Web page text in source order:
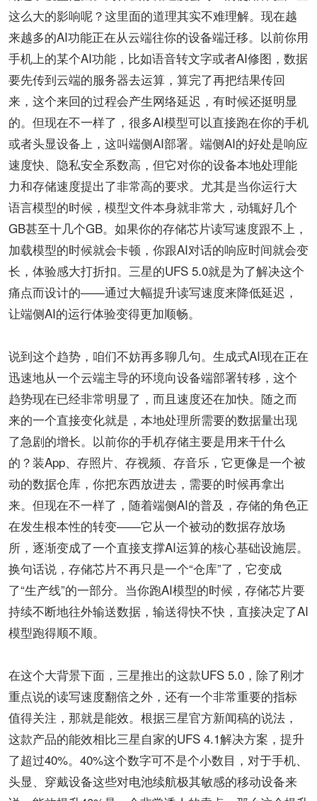
这么大的影响呢？这里面的道理其实不难理解。现在越
来越多的AI功能正在从云端往你的设备端迁移。以前你用
手机上的某个AI功能，比如语音转文字或者AI修图，数据
要先传到云端的服务器去运算，算完了再把结果传回
来，这个来回的过程会产生网络延迟，有时候还挺明显
的。但现在不一样了，很多AI模型可以直接跑在你的手机
或者头显设备上，这叫端侧AI部署。端侧AI的好处是响应
速度快、隐私安全系数高，但它对你的设备本地处理能
力和存储速度提出了非常高的要求。尤其是当你运行大
语言模型的时候，模型文件本身就非常大，动辄好几个
GB甚至十几个GB。如果你的存储芯片读写速度跟不上，
加载模型的时候就会卡顿，你跟AI对话的响应时间就会变
长，体验感大打折扣。三星的UFS 5.0就是为了解决这个
痛点而设计的——通过大幅提升读写速度来降低延迟，
让端侧AI的运行体验变得更加顺畅。
说到这个趋势，咱们不妨再多聊几句。生成式AI现在正在
迅速地从一个云端主导的环境向设备端部署转移，这个
趋势现在已经非常明显了，而且速度还在加快。随之而
来的一个直接变化就是，本地处理所需要的数据量出现
了急剧的增长。以前你的手机存储主要是用来干什么
的？装App、存照片、存视频、存音乐，它更像是一个被
动的数据仓库，你把东西放进去，需要的时候再拿出
来。但现在不一样了，随着端侧AI的普及，存储的角色正
在发生根本性的转变——它从一个被动的数据存放场
所，逐渐变成了一个直接支撑AI运算的核心基础设施层。
换句话说，存储芯片不再只是一个“仓库”了，它变成
了“生产线”的一部分。当你跑AI模型的时候，存储芯片要
持续不断地往外输送数据，输送得快不快，直接决定了AI
模型跑得顺不顺。
在这个大背景下面，三星推出的这款UFS 5.0，除了刚才
重点说的读写速度翻倍之外，还有一个非常重要的指标
值得关注，那就是能效。根据三星官方新闻稿的说法，
这款产品的能效相比三星自家的UFS 4.1解决方案，提升
了超过40%。40%这个数字可不是个小数目，对于手机、
头显、穿戴设备这些对电池续航极其敏感的移动设备来